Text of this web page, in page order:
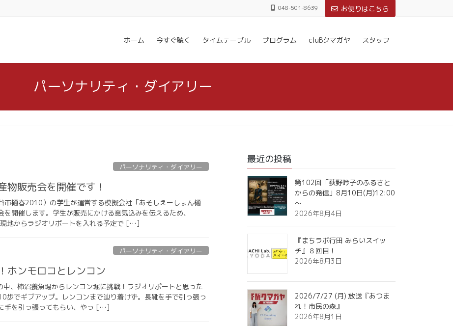
048-501-8639 お便りはこちら
ホーム 今すぐ聴く タイムテーブル プログラム cluBクマガヤ スタッフ
パーソナリティ・ダイアリー
パーソナリティ・ダイアリー
物販売会を開催です！
市樋春2010）の学生が運営する模擬会社「あそしえーしょん樋
を開催します。学生が販売にかける意気込みを伝えるため、
地からラジオリポートを入れる予定で […]
パーソナリティ・ダイアリー
ホンモロコとレンコン
、柿沼養魚場からレンコン堀に挑戦！ラジオリポートと思った
歩でギブアップ。レンコンまで辿り着けず。長靴を手で引っ張っ
手を引っ張ってもらい、やっ […]
最近の投稿
第102回「荻野吟子のふるさと
からの発信」8月10日(月)12:00
～
2026年8月4日
『まちラボ行田 みらいスイッ
チ』８回目！
2026年8月3日
2026/7/27 (月) 放送『あつま
れ！市民の森』
2026年8月1日